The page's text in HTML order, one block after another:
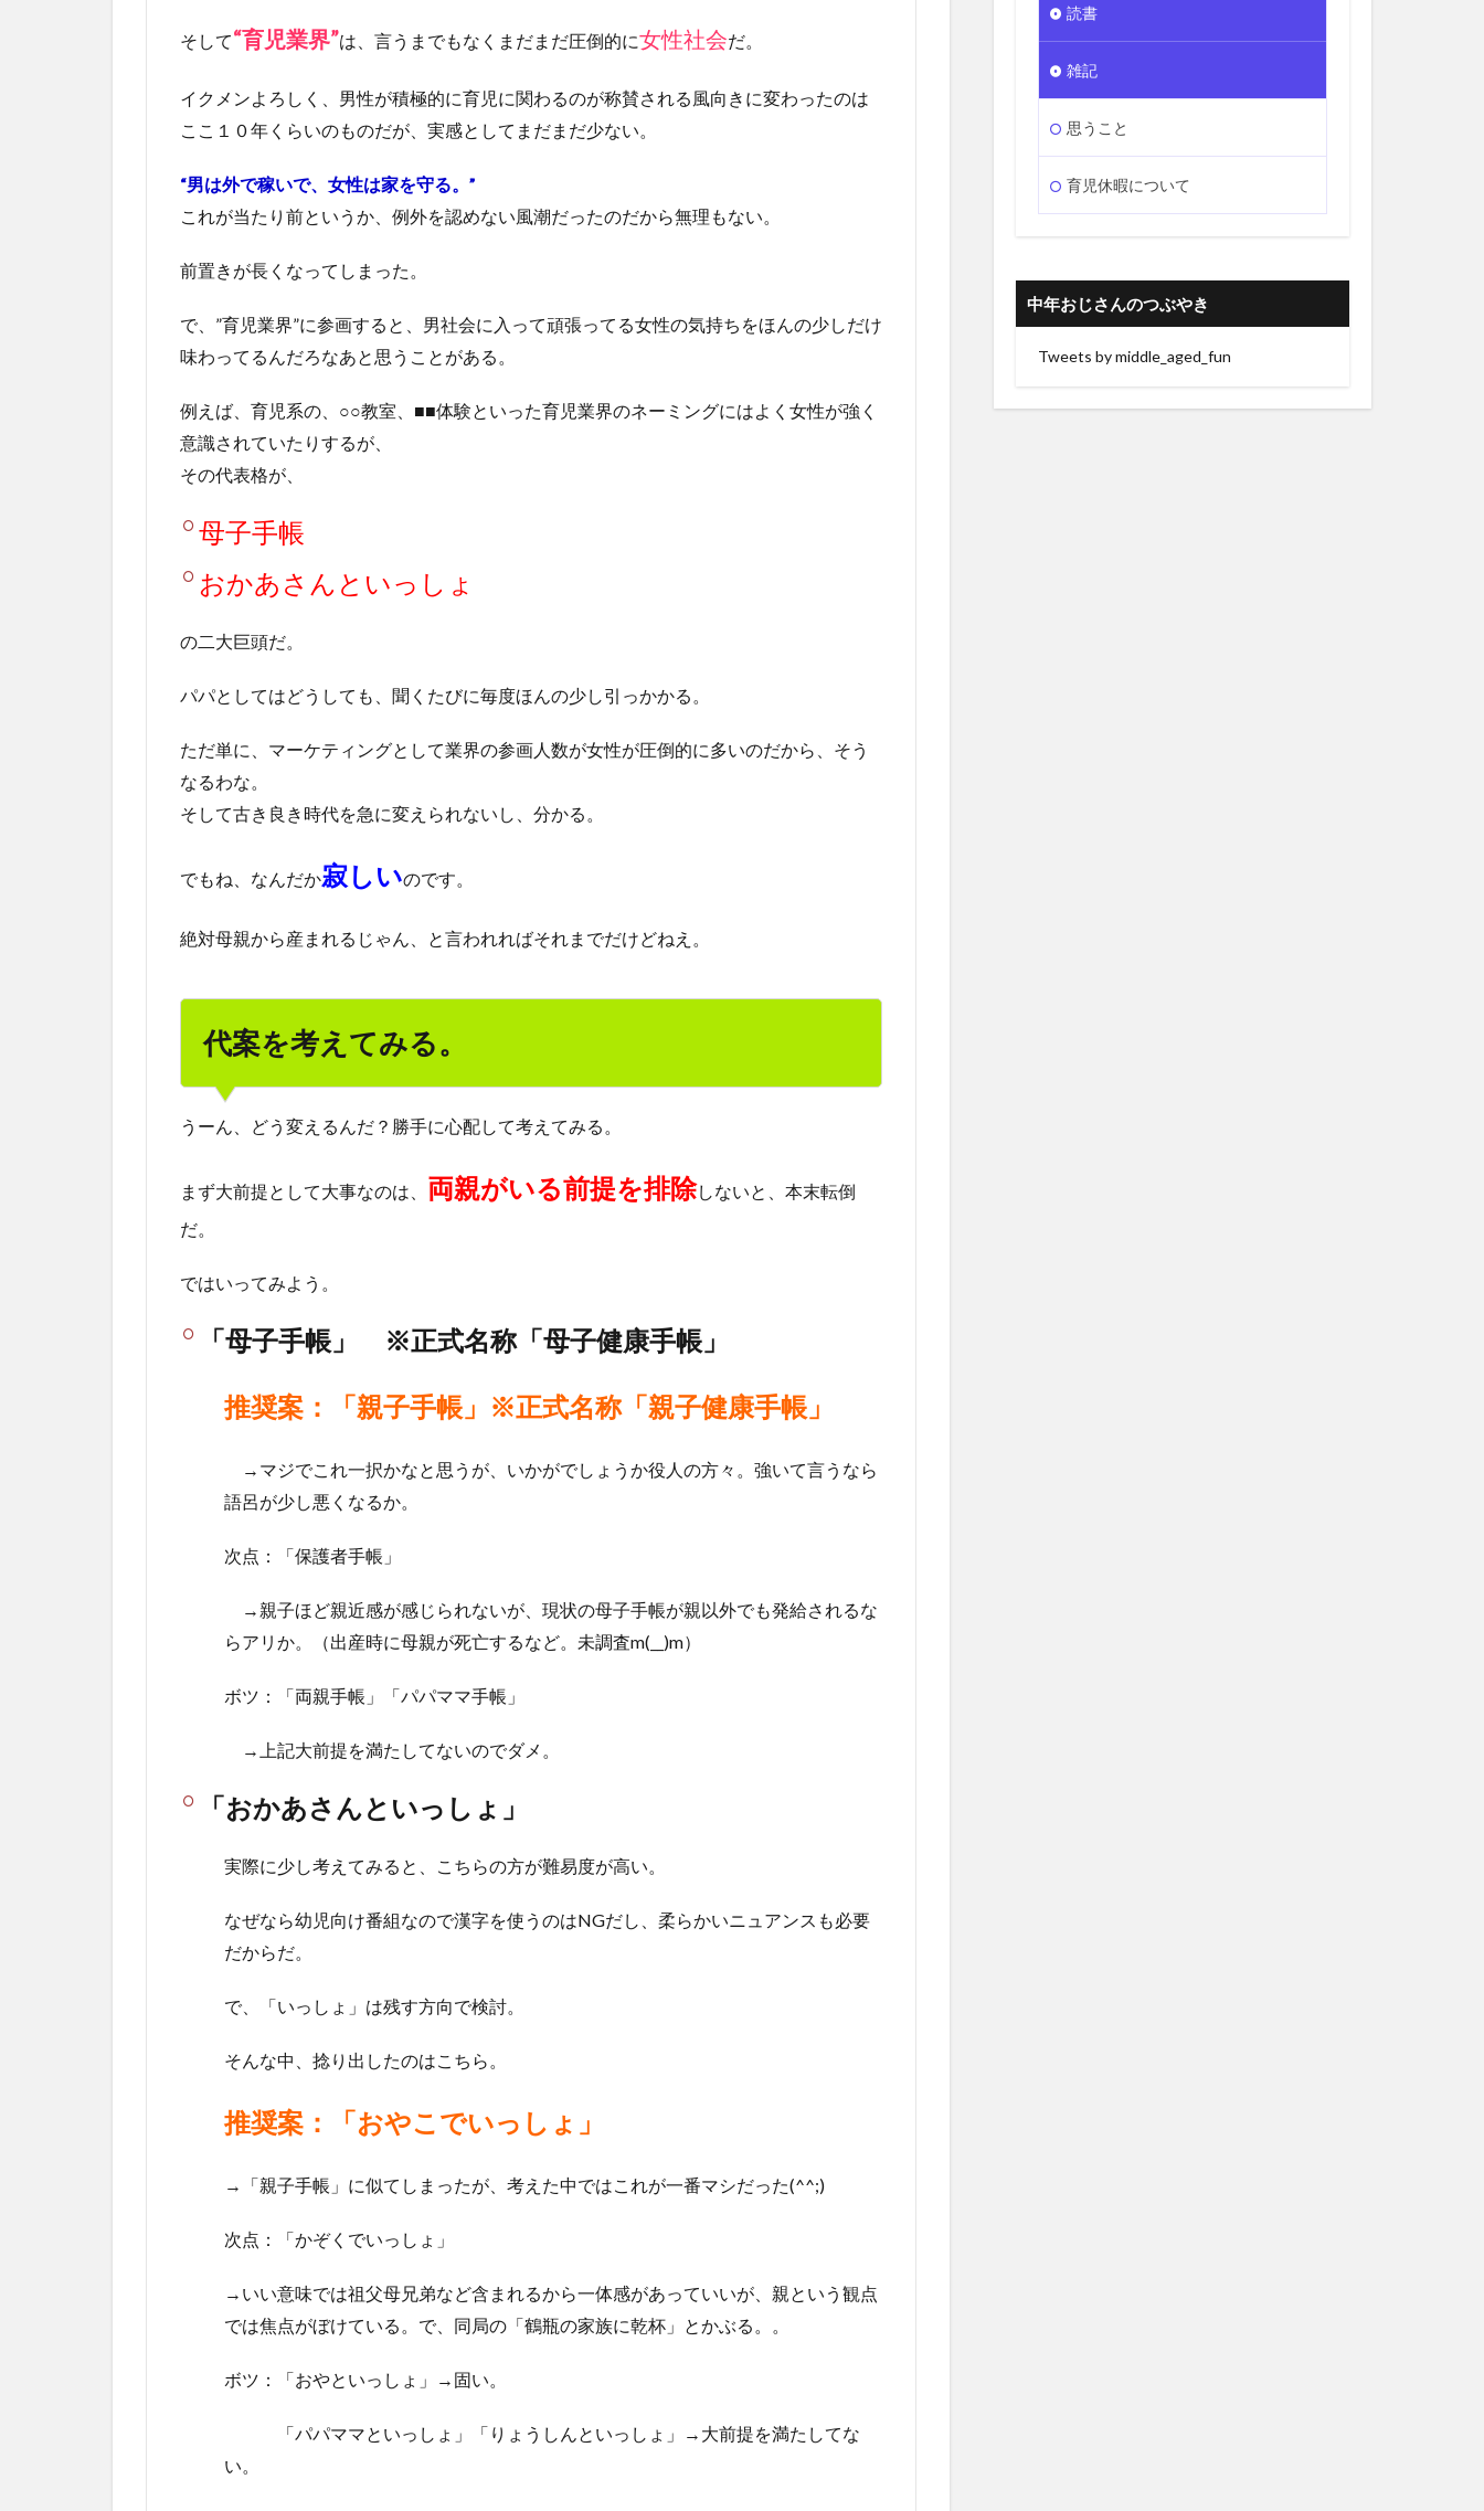
そして“育児業界”は、言うまでもなくまだまだ圧倒的に女性社会だ。
イクメンよろしく、男性が積極的に育児に関わるのが称賛される風向きに変わったのは
ここ１０年くらいのものだが、実感としてまだまだ少ない。
“男は外で稼いで、女性は家を守る。”
これが当たり前というか、例外を認めない風潮だったのだから無理もない。
前置きが長くなってしまった。
で、”育児業界”に参画すると、男社会に入って頑張ってる女性の気持ちをほんの少しだけ
味わってるんだろなあと思うことがある。
例えば、育児系の、○○教室、■■体験といった育児業界のネーミングにはよく女性が強く
意識されていたりするが、
その代表格が、
母子手帳
おかあさんといっしょ
の二大巨頭だ。
パパとしてはどうしても、聞くたびに毎度ほんの少し引っかかる。
ただ単に、マーケティングとして業界の参画人数が女性が圧倒的に多いのだから、そう
なるわな。
そして古き良き時代を急に変えられないし、分かる。
でもね、なんだか寂しいのです。
絶対母親から産まれるじゃん、と言われればそれまでだけどねえ。
代案を考えてみる。
うーん、どう変えるんだ？勝手に心配して考えてみる。
まず大前提として大事なのは、 両親がいる前提を排除しないと、本末転倒
だ。
ではいってみよう。
「母子手帳」 ※正式名称「母子健康手帳」
推奨案：「親子手帳」※正式名称「親子健康手帳」
→マジでこれ一択かなと思うが、いかがでしょうか役人の方々。強いて言うなら
語呂が少し悪くなるか。
次点：「保護者手帳」
→親子ほど親近感が感じられないが、現状の母子手帳が親以外でも発給されるな
らアリか。（出産時に母親が死亡するなど。未調査m(__)m）
ボツ：「両親手帳」「パパママ手帳」
→上記大前提を満たしてないのでダメ。
「おかあさんといっしょ」
実際に少し考えてみると、こちらの方が難易度が高い。
なぜなら幼児向け番組なので漢字を使うのはNGだし、柔らかいニュアンスも必要
だからだ。
で、「いっしょ」は残す方向で検討。
そんな中、捻り出したのはこちら。
推奨案：「おやこでいっしょ」
→「親子手帳」に似てしまったが、考えた中ではこれが一番マシだった(^^;)
次点：「かぞくでいっしょ」
→いい意味では祖父母兄弟など含まれるから一体感があっていいが、親という観点
では焦点がぼけている。で、同局の「鶴瓶の家族に乾杯」とかぶる。。
ボツ：「おやといっしょ」→固い。
「パパママといっしょ」「りょうしんといっしょ」→大前提を満たしてな
い。
読書
雑記
思うこと
育児休暇について
中年おじさんのつぶやき
Tweets by middle_aged_fun